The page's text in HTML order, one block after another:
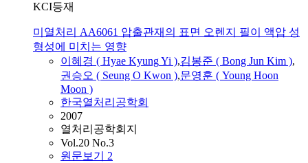
KCI등재
미열처리 AA6061 압출관재의 표면 오렌지 필이 액압 성
형성에 미치는 영향
이혜경 ( Hyae KyungYi ),김봉준 ( Bong Jun Kim ),
권승오 ( Seung O Kwon ),문영훈 ( Young Hoon
Moon )
한국열처리공학회
2007
열처리공학회지
Vol.20 No.3
원문보기 2